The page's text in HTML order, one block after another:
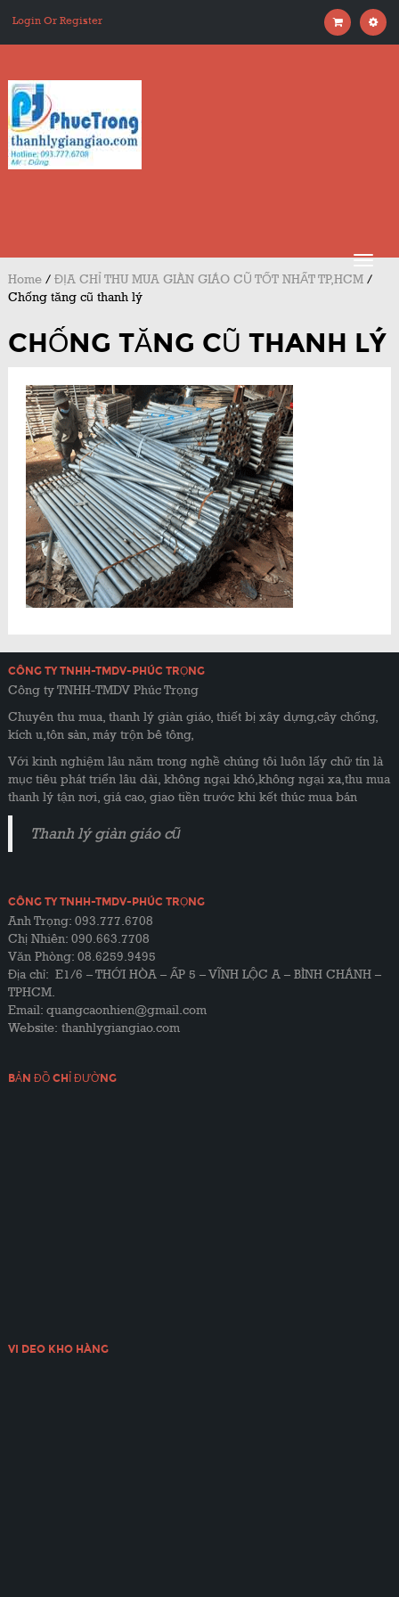
Login Or Register
Home / ĐỊA CHỈ THU MUA GIÀN GIÁO CŨ TỐT NHẤT TP,HCM /
Chống tăng cũ thanh lý
CHỐNG TĂNG CŨ THANH LÝ
CÔNG TY TNHH-TMDV-PHÚC TRỌNG
Công ty TNHH-TMDV Phúc Trọng
Chuyên thu mua, thanh lý giàn giáo, thiết bị xây dựng,cây chống,
kích u,tôn sàn, máy trộn bê tông,
Với kinh nghiệm lâu năm trong nghề chúng tôi luôn lấy chữ tín là
mục tiêu phát triển lâu dài, không ngại khó,không ngại xa,thu mua
thanh lý tận nơi, giá cao, giao tiền trước khi kết thúc mua bán
Thanh lý giàn giáo cũ
CÔNG TY TNHH-TMDV-PHÚC TRỌNG
Anh Trọng: 093.777.6708
Chị Nhiên: 090.663.7708
Văn Phòng: 08.6259.9495
Địa chỉ: E1/6 – THỚI HÒA – ẤP 5 – VĨNH LỘC A – BÌNH CHÁNH –
TPHCM.
Email: quangcaonhien@gmail.com
Website: thanhlygiangiao.com
BẢN ĐỒ CHỈ ĐƯỜNG
VI DEO KHO HÀNG